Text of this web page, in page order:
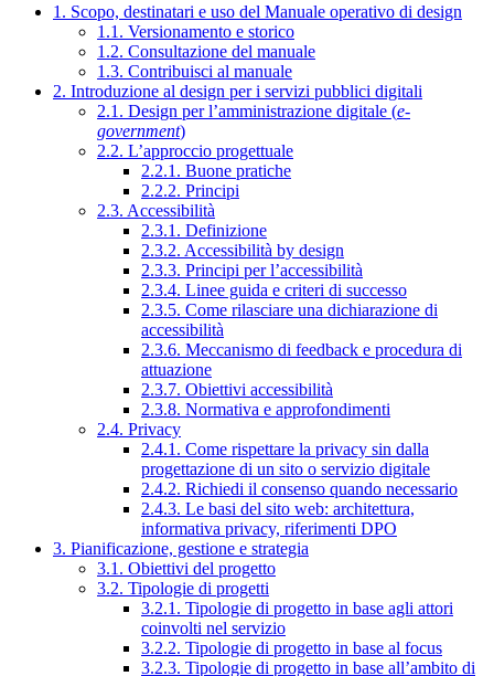
1. Scopo, destinatari e uso del Manuale operativo di design
1.1. Versionamento e storico
1.2. Consultazione del manuale
1.3. Contribuisci al manuale
2. Introduzione al design per i servizi pubblici digitali
2.1. Design per l’amministrazione digitale (e-
government)
2.2. L’approccio progettuale
2.2.1. Buone pratiche
2.2.2. Principi
2.3. Accessibilità
2.3.1. Definizione
2.3.2. Accessibilità by design
2.3.3. Principi per l’accessibilità
2.3.4. Linee guida e criteri di successo
2.3.5. Come rilasciare una dichiarazione di
accessibilità
2.3.6. Meccanismo di feedback e procedura di
attuazione
2.3.7. Obiettivi accessibilità
2.3.8. Normativa e approfondimenti
2.4. Privacy
2.4.1. Come rispettare la privacy sin dalla
progettazione di un sito o servizio digitale
2.4.2. Richiedi il consenso quando necessario
2.4.3. Le basi del sito web: architettura,
informativa privacy, riferimenti DPO
3. Pianificazione, gestione e strategia
3.1. Obiettivi del progetto
3.2. Tipologie di progetti
3.2.1. Tipologie di progetto in base agli attori
coinvolti nel servizio
3.2.2. Tipologie di progetto in base al focus
3.2.3. Tipologie di progetto in base all’ambito di